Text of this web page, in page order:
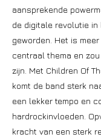
aansprekende
de digitale revolutie
geworden. Het is
centraal thema en
zijn. Met Children Of
komt de band sterk
een lekker tempo en
hardrockinvloeden.
kracht van een sterk